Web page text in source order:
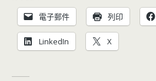
電子郵件 列印
LinkedIn X